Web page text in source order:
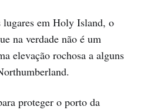
em Holy Island, o
na verdade não é um
elevação rochosa a alguns
proteger o porto da